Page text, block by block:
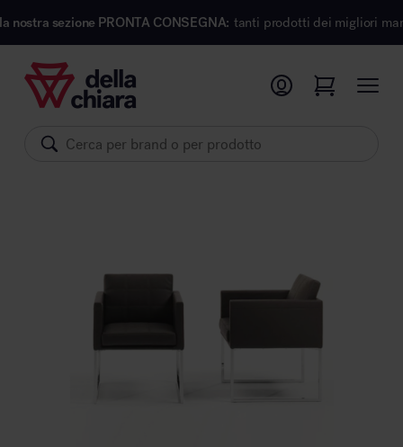
PRONTA CONSEGNA: tanti prodotti dei migliori marchi di
Prodotti
Comfort acustico
Ambienti
Brand